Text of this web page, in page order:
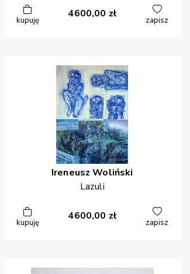
kupuję
4600,00 zł
zapisz
Ireneusz Woliński
Lazuli
kupuję
4600,00 zł
zapisz